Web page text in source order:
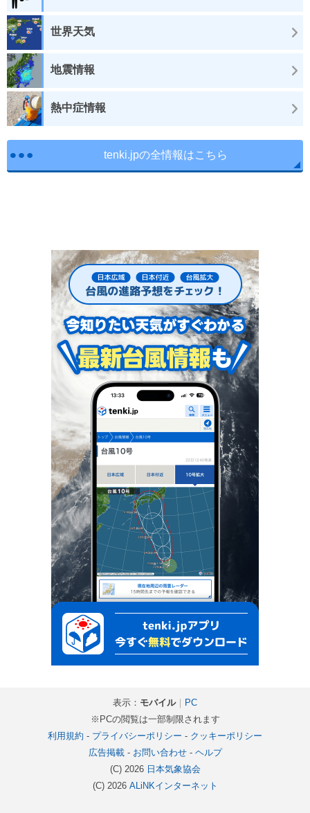
世界天気
地震情報
熱中症情報
tenki.jpの全情報はこちら
表示： モバイル｜ PC
※PCの閲覧は一部制限されます
利用規約 - プライバシーポリシー - クッキーポリシー
広告掲載- お問い合わせ- ヘルプ
(C) 2026 日本気象協会
(C) 2026 ALiNKインターネット